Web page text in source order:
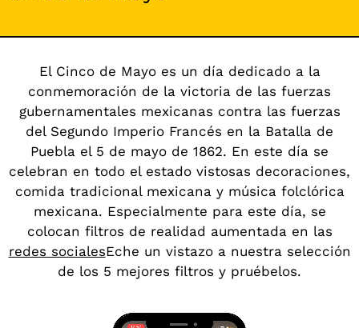
El Cinco de Mayo es un día dedicado a la
conmemoración de la victoria de las fuerzas
gubernamentales mexicanas contra las fuerzas
del Segundo Imperio Francés en la Batalla de
Puebla el 5 de mayo de 1862. En este día se
celebran en todo el estado vistosas decoraciones,
comida tradicional mexicana y música folclórica
mexicana. Especialmente para este día, se
colocan filtros de realidad aumentada en las
redes socialesEche un vistazo a nuestra selección
de los 5 mejores filtros y pruébelos.